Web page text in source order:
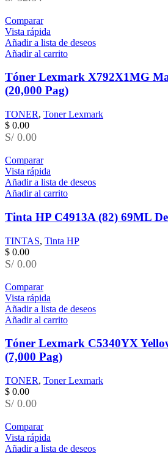
Comparar
Vista rápida
Añadir a lista de deseos
Añadir al carrito
Tóner Lexmark X792X1MG
(20,000 Pag)
TONER, Toner Lexmark
$ 0.00
S/ 0.00
Comparar
Vista rápida
Añadir a lista de deseos
Añadir al carrito
Tinta HP C4913A (82) 69ML
TINTAS, Tinta HP
$ 0.00
S/ 0.00
Comparar
Vista rápida
Añadir a lista de deseos
Añadir al carrito
Tóner Lexmark C5340YX
(7,000 Pag)
TONER, Toner Lexmark
$ 0.00
S/ 0.00
Comparar
Vista rápida
Añadir a lista de deseos